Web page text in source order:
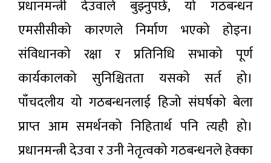
प्रधानमन्त्री देउवाले बुझ्नुपर्छ, यो गठबन्धन
एमसीसीको कारणले निर्माण भएको होइन।
संविधानको रक्षा र प्रतिनिधि सभाको पूर्ण
कार्यकालको सुनिश्चितता यसको सर्त हो।
पाँचदलीय यो गठबन्धनलाई हिजो संघर्षको बेला
प्राप्त आम समर्थनको निहितार्थ पनि त्यही हो।
प्रधानमन्त्री देउवा र उनी नेतृत्वको गठबन्धनले हेक्का